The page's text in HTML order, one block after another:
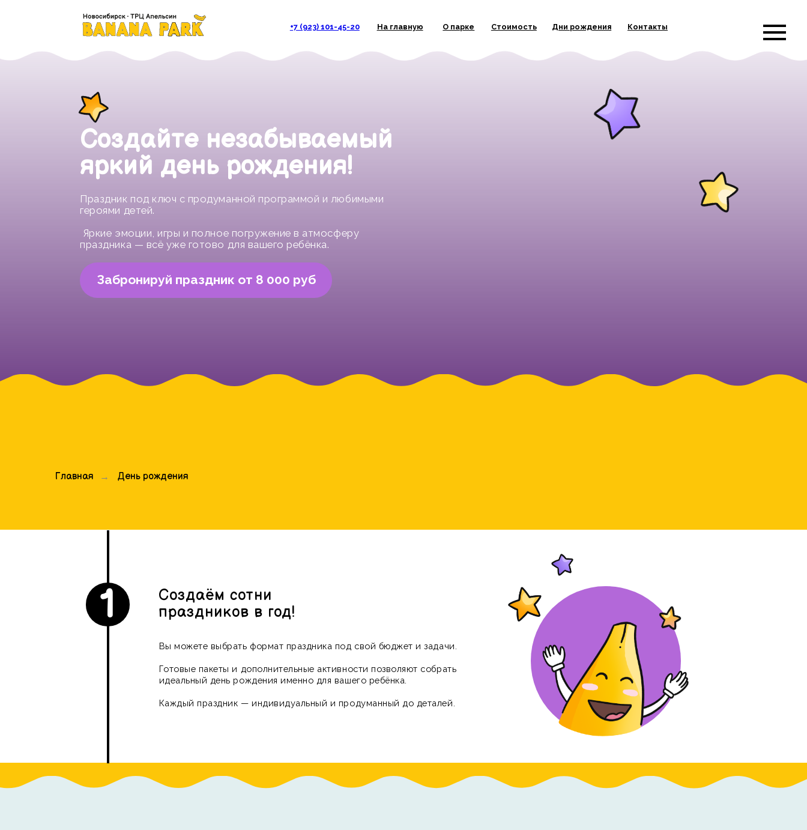
На главную
+7 (923) 101-45-20 О парке Стоимость Дни рождения Контакты
Забронируй праздник от 8 000 руб
героями детей.
праздника — всё уже готово для вашего ребёнка.
Создайте незабываемый
яркий день рождения!
Главная → День рождения
Вы можете выбрать формат праздника под свой бюджет и задачи.
идеальный день рождения именно для вашего ребёнка.
Каждый праздник — индивидуальный и продуманный до деталей.
1